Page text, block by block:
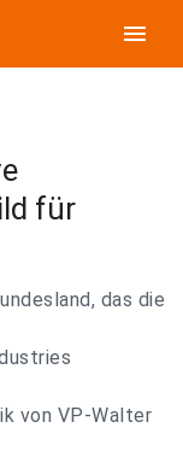
menu
für
das die
von VP-Walter